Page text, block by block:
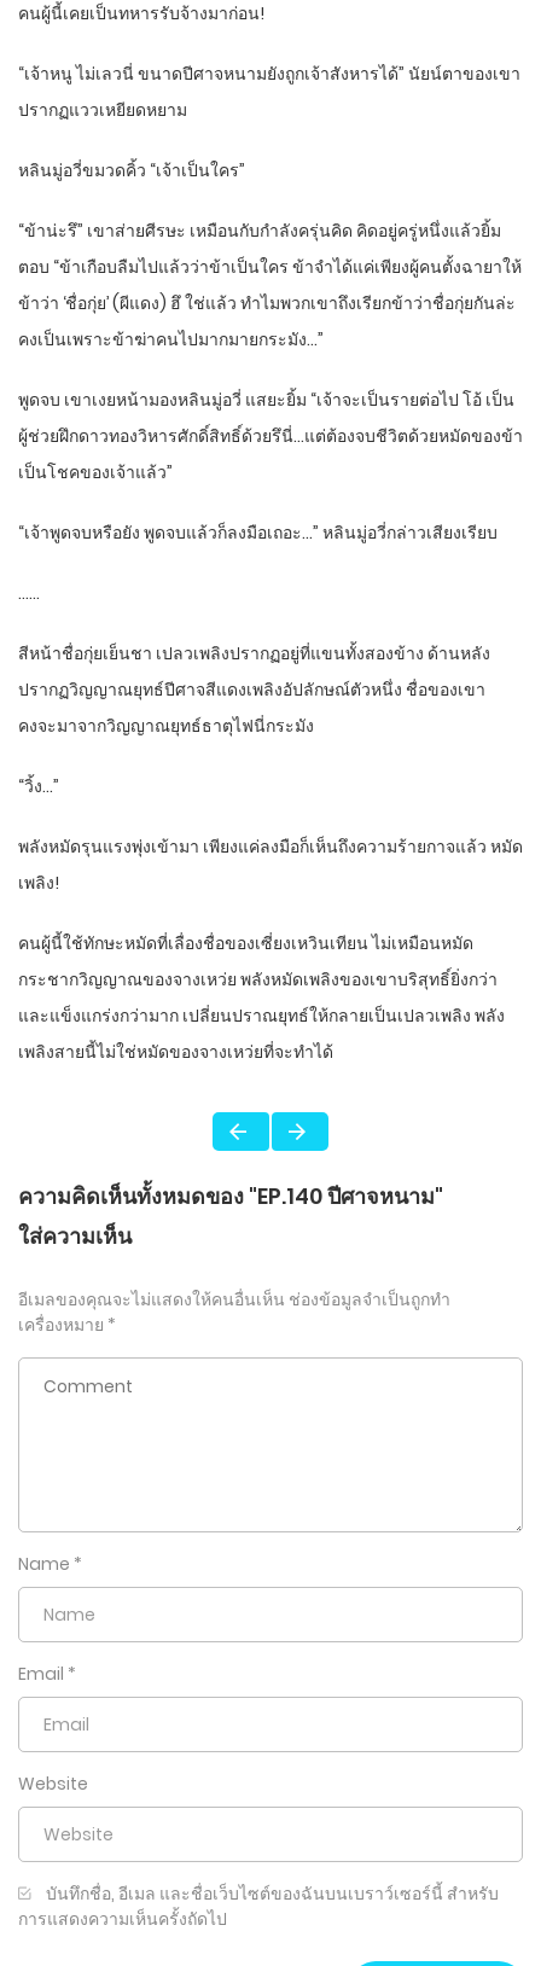
คนผู้นี้เคยเป็นทหารรับจ้างมาก่อน!
“เจ้าหนู ไม่เลวนี่ ขนาดปีศาจหนามยังถูกเจ้าสังหารได้” นัยน์ตาของเขา
ปรากฏแววเหยียดหยาม
หลินมู่อวี่ขมวดคิ้ว “เจ้าเป็นใคร”
“ข้าน่ะรึ” เขาส่ายศีรษะ เหมือนกับกำลังครุ่นคิด คิดอยู่ครู่หนึ่งแล้วยิ้ม
ตอบ “ข้าเกือบลืมไปแล้วว่าข้าเป็นใคร ข้าจำได้แค่เพียงผู้คนตั้งฉายาให้
ข้าว่า ‘ชื่อกุ่ย’ (ผีแดง) ฮึ ใช่แล้ว ทำไมพวกเขาถึงเรียกข้าว่าชื่อกุ่ยกันล่ะ
คงเป็นเพราะข้าฆ่าคนไปมากมายกระมัง…”
พูดจบ เขาเงยหน้ามองหลินมู่อวี่ แสยะยิ้ม “เจ้าจะเป็นรายต่อไป โอ้ เป็น
ผู้ช่วยฝึกดาวทองวิหารศักดิ์สิทธิ์ด้วยรึนี่…แต่ต้องจบชีวิตด้วยหมัดของข้า
เป็นโชคของเจ้าแล้ว”
“เจ้าพูดจบหรือยัง พูดจบแล้วก็ลงมือเถอะ…” หลินมู่อวี่กล่าวเสียงเรียบ
……
สีหน้าชื่อกุ่ยเย็นชา เปลวเพลิงปรากฏอยู่ที่แขนทั้งสองข้าง ด้านหลัง
ปรากฏวิญญาณยุทธ์ปีศาจสีแดงเพลิงอัปลักษณ์ตัวหนึ่ง ชื่อของเขา
คงจะมาจากวิญญาณยุทธ์ธาตุไฟนี่กระมัง
“วิ้ง…”
พลังหมัดรุนแรงพุ่งเข้ามา เพียงแค่ลงมือก็เห็นถึงความร้ายกาจแล้ว หมัด
เพลิง!
คนผู้นี้ใช้ทักษะหมัดที่เลื่องชื่อของเซี่ยงเหวินเทียน ไม่เหมือนหมัด
กระชากวิญญาณของจางเหว่ย พลังหมัดเพลิงของเขาบริสุทธิ์ยิ่งกว่า
และแข็งแกร่งกว่ามาก เปลี่ยนปราณยุทธ์ให้กลายเป็นเปลวเพลิง พลัง
เพลิงสายนี้ไม่ใช่หมัดของจางเหว่ยที่จะทำได้
ความคิดเห็นทั้งหมดของ "EP.140 ปีศาจหนาม"
ใส่ความเห็น
อีเมลของคุณจะไม่แสดงให้คนอื่นเห็น ช่องข้อมูลจำเป็นถูกทำ
เครื่องหมาย *
Name *
Email *
Website
บันทึกชื่อ, อีเมล และชื่อเว็บไซต์ของฉันบนเบราว์เซอร์นี้ สำหรับ
การแสดงความเห็นครั้งถัดไป